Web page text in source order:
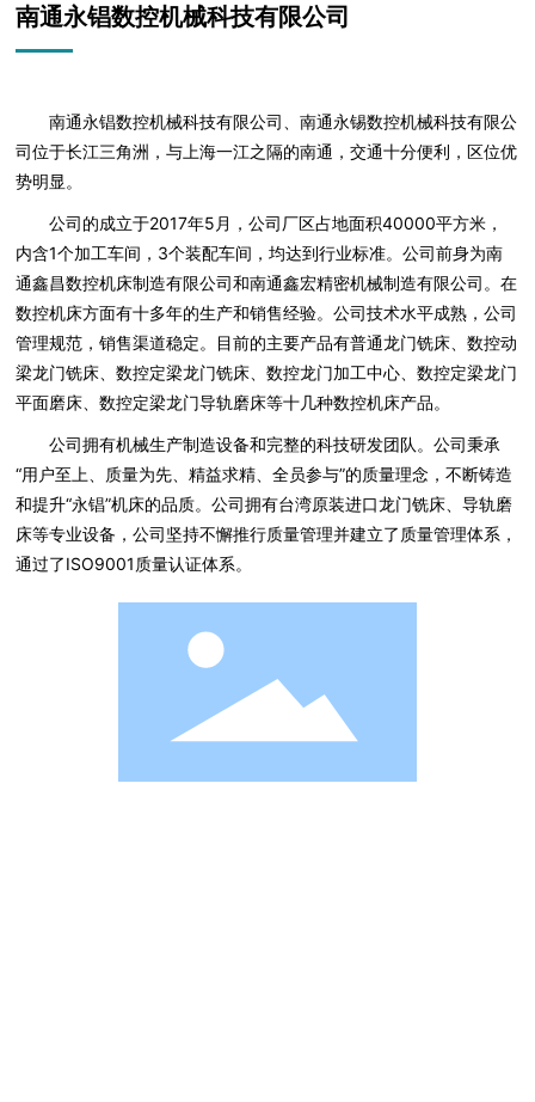
南通永锠数控机械科技有限公司
南通永锠数控机械科技有限公司、南通永锡数控机械科技有限公
司位于长江三角洲，与上海一江之隔的南通，交通十分便利，区位优
势明显。
公司的成立于2017年5月，公司厂区占地面积40000平方米，
内含1个加工车间，3个装配车间，均达到行业标准。公司前身为南
通鑫昌数控机床制造有限公司和南通鑫宏精密机械制造有限公司。在
数控机床方面有十多年的生产和销售经验。公司技术水平成熟，公司
管理规范，销售渠道稳定。目前的主要产品有普通龙门铣床、数控动
梁龙门铣床、数控定梁龙门铣床、数控龙门加工中心、数控定梁龙门
平面磨床、数控定梁龙门导轨磨床等十几种数控机床产品。
公司拥有机械生产制造设备和完整的科技研发团队。公司秉承
“用户至上、质量为先、精益求精、全员参与”的质量理念，不断铸造
和提升“永锠”机床的品质。公司拥有台湾原装进口龙门铣床、导轨磨
床等专业设备，公司坚持不懈推行质量管理并建立了质量管理体系，
通过了ISO9001质量认证体系。